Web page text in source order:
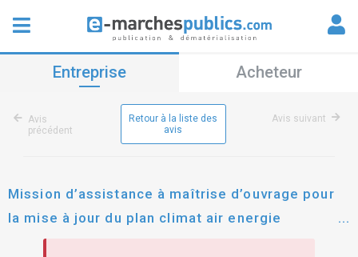
Entreprise Acheteur
Avis
précédent
Retour à la liste des
avis
Avis suivant
Mission d’assistance à maîtrise d’ouvrage pour
la mise à jour du plan climat air energie
territorial (pcaet) 2027-2033 de lorient